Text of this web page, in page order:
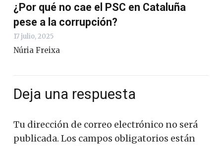
¿Por qué no cae el PSC en Cataluña
pese a la corrupción?
17 julio, 2025
Núria Freixa
Deja una respuesta
Tu dirección de correo electrónico no será
publicada. Los campos obligatorios están